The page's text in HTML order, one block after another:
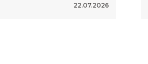
22.07.2026